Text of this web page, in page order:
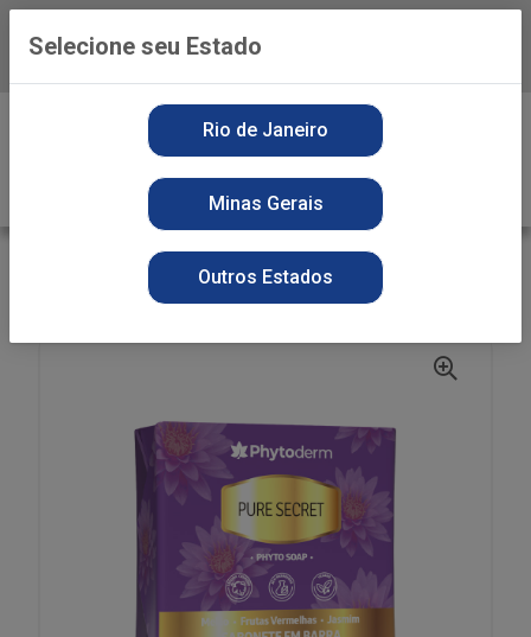
Baixe já o APP da Playvender
SABONETE
SECOS
ST PHYTO SOAP 85G PURE SECRET
Selecione seu Estado
Rio de Janeiro
Minas Gerais
Outros Estados